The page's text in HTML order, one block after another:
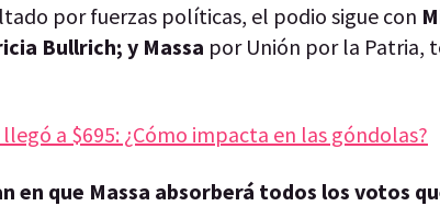
por fuerzas políticas, el podio sigue con
Bullrich; y Massa por Unión por la Patria,
a $695: ¿Cómo impacta en las góndolas?
en que Massa absorberá todos los votos